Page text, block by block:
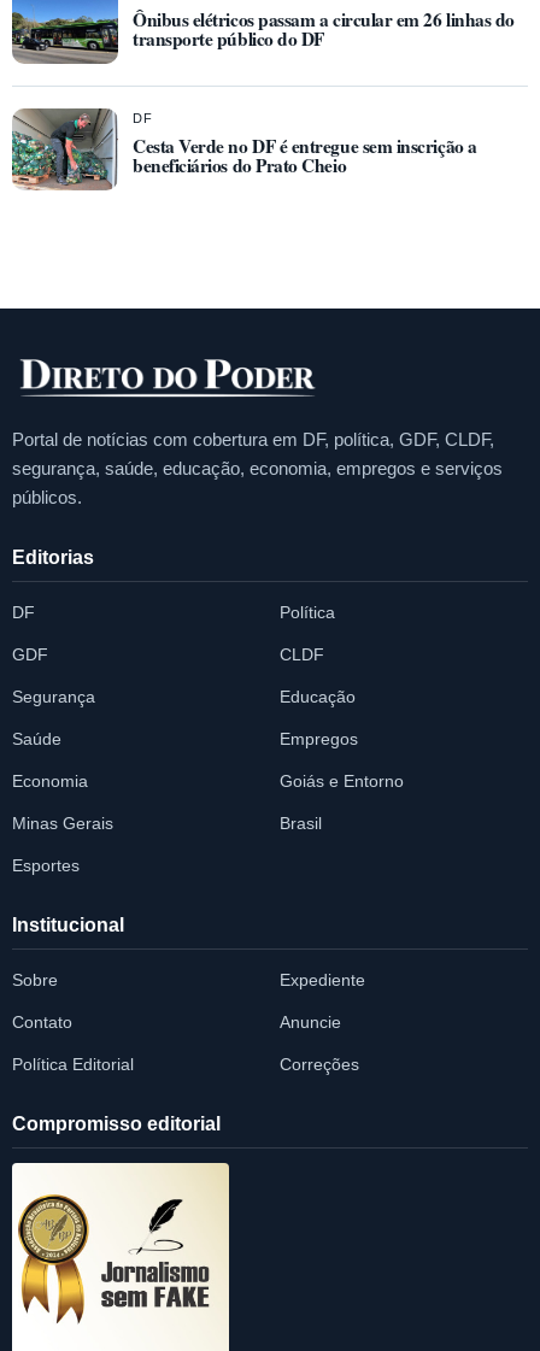
Ônibus elétricos passam a circular em 26 linhas do
transporte público do DF
DF
Cesta Verde no DF é entregue sem inscrição a
beneficiários do Prato Cheio
Portal de notícias com cobertura em DF, política, GDF, CLDF,
segurança, saúde, educação, economia, empregos e serviços
públicos.
Editorias
DF Política
GDF CLDF
Segurança Educação
Saúde Empregos
Economia Goiás e Entorno
Minas Gerais Brasil
Esportes
Institucional
Sobre Expediente
Contato Anuncie
Política Editorial Correções
Compromisso editorial